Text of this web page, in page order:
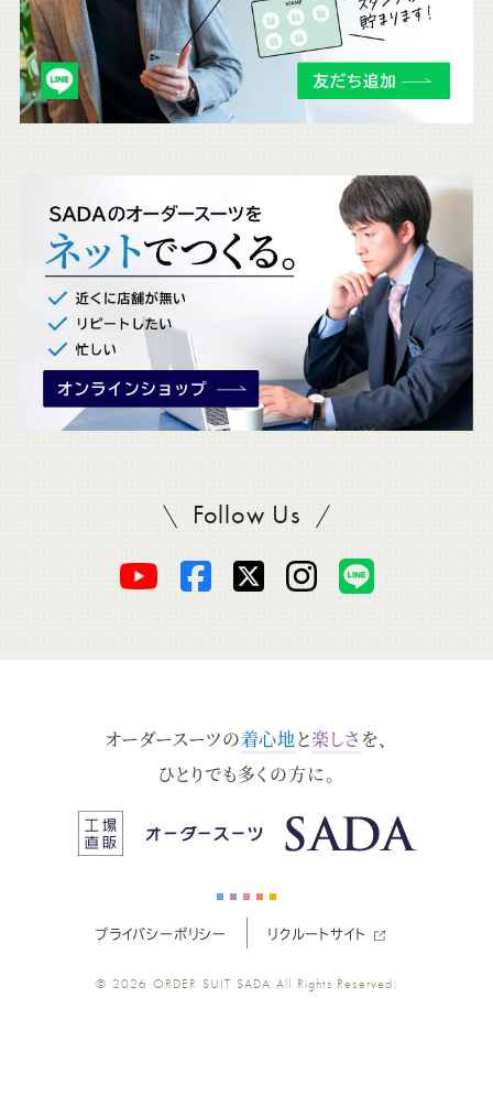
も
チ
ェ
Follow UsSADAをフォロー
オ
ー
ス
ツ
オ
ー
ス
ー
オ
ー
ス
ー
ツ
オ
ー
ス
ツ
ス
ツ
オーダースーツの着心地と楽しさ を、
ひとりでも多くの方に。
プライバシーポリシー リクルートサイト
© 2026 ORDER SUIT SADA All Rights Reserved.